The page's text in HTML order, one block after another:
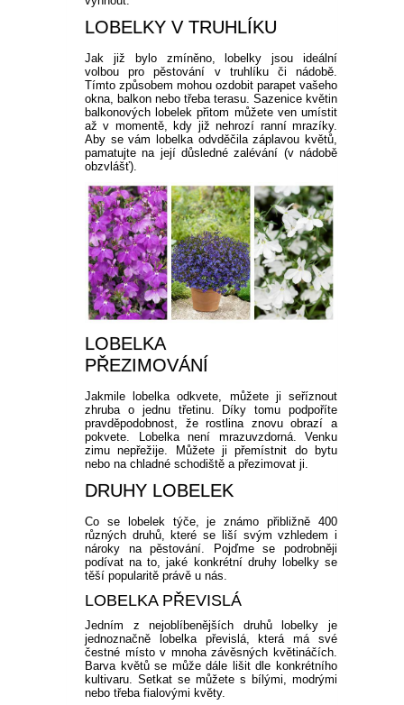
LOBELKY V TRUHLÍKU
Jak již bylo zmíněno, lobelky jsou ideální
volbou pro pěstování v truhlíku či nádobě.
Tímto způsobem mohou ozdobit parapet vašeho
okna, balkon nebo třeba terasu. Sazenice květin
balkonových lobelek přitom můžete ven umístit
až v momentě, kdy již nehrozí ranní mrazíky.
Aby se vám lobelka odvděčila záplavou květů,
pamatujte na její důsledné zalévání (v nádobě
obzvlášť).
LOBELKA
PŘEZIMOVÁNÍ
Jakmile lobelka odkvete, můžete ji seříznout
zhruba o jednu třetinu. Díky tomu podpoříte
pravděpodobnost, že rostlina znovu obrazí a
pokvete. Lobelka není mrazuvzdorná. Venku
zimu nepřežije. Můžete ji přemístnit do bytu
nebo na chladné schodiště a přezimovat ji.
DRUHY LOBELEK
Co se lobelek týče, je známo přibližně 400
různých druhů, které se liší svým vzhledem i
nároky na pěstování. Pojďme se podrobněji
podívat na to, jaké konkrétní druhy lobelky se
těší popularitě právě u nás.
LOBELKA PŘEVISLÁ
Jedním z nejoblíbenějších druhů lobelky je
jednoznačně lobelka převislá, která má své
čestné místo v mnoha závěsných květináčích.
Barva květů se může dále lišit dle konkrétního
kultivaru. Setkat se můžete s bílými, modrými
nebo třeba fialovými květy.